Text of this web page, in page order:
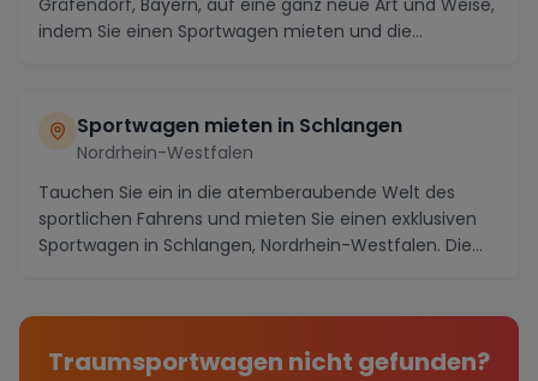
Gräfendorf, Bayern, auf eine ganz neue Art und Weise,
indem Sie einen Sportwagen mieten und die
Sportwagen mieten in Schlangen
Nordrhein-Westfalen
Tauchen Sie ein in die atemberaubende Welt des
sportlichen Fahrens und mieten Sie einen exklusiven
Sportwagen in Schlangen, Nordrhein-Westfalen. Die
Traumsportwagen nicht gefunden?